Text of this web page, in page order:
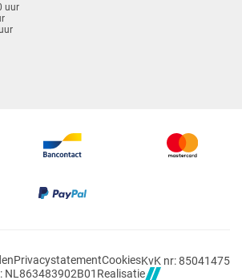
uur
PrivacystatementCookiesKvK nr: 85041475
NL863483902B01 Realisatie